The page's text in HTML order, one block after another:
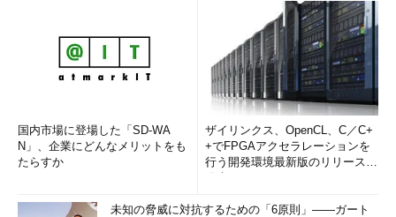
国内市場に登場した「SD-WA
N」、企業にどんなメリットをも
たらすか
ザイリンクス、OpenCL、C／C+
+でFPGAアクセラレーションを
行う開発環境最新版のリリースを
未知の脅威に対抗するための「6原則」――ガート